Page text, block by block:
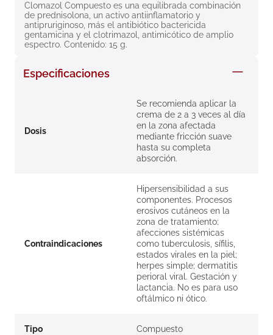
Clomazol Compuesto es una equilibrada combinación
de prednisolona, un activo antiinflamatorio y
antipruriginoso, más el antibiótico bactericida
gentamicina y el clotrimazol, antimicótico de amplio
espectro. Contenido: 15 g.
Especificaciones
Dosis
Se recomienda aplicar la
crema de 2 a 3 veces al día
en la zona afectada
mediante fricción suave
hasta su completa
absorción.
Contraindicaciones
Hipersensibilidad a sus
componentes. Procesos
erosivos cutáneos en la
zona de tratamiento:
afecciones sistémicas
como tuberculosis, sífilis,
estados virales en la piel;
herpes simple; dermatitis
perioral viral. Gestación y
lactancia. No es para uso
oftálmico ni ótico.
Tipo Compuesto
8. roche posay
9. pañales
10